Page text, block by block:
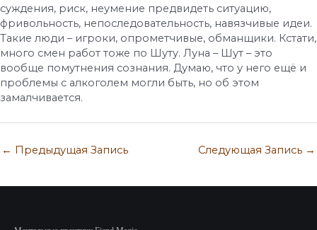
суждения, риск, неумение предвидеть ситуацию,
фривольность, непоследовательность, навязчивые идеи.
Такие люди – игроки, опрометчивые, обманщики. Кстати,
много смен работ тоже по Шуту. Луна – Шут – это
вообще помутнения сознания. Думаю, что у него ещё и
проблемы с алкоголем могли быть, но об этом
замалчивается.
← Предыдущая Запись Следующая Запись →